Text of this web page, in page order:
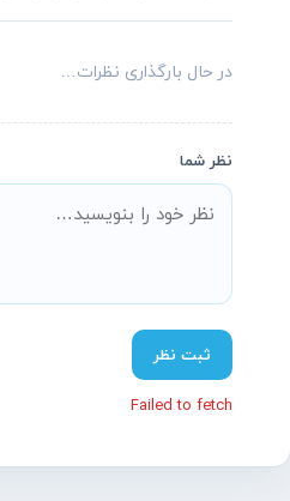
در حال بارگذاری نظرات…
نظر شما
ثبت نظر
Failed to fetch
معمولاً در چند دقیقه پاسخ می‌دهیم